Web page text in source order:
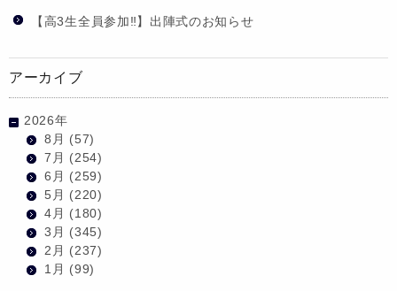
【高3生全員参加‼】出陣式のお知らせ
アーカイブ
2026年
8月 (57)
7月 (254)
6月 (259)
5月 (220)
4月 (180)
3月 (345)
2月 (237)
1月 (99)